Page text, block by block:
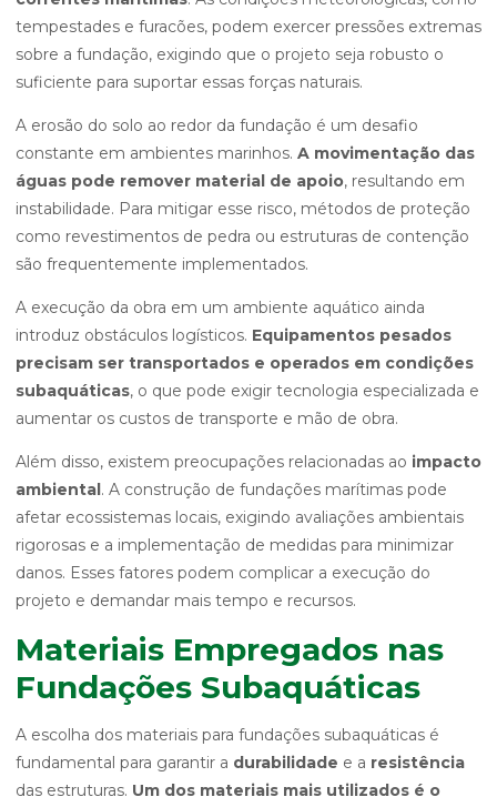
tempestades e furacões, podem exercer pressões extremas
sobre a fundação, exigindo que o projeto seja robusto o
suficiente para suportar essas forças naturais.
A erosão do solo ao redor da fundação é um desafio
constante em ambientes marinhos. A movimentação das
águas pode remover material de apoio, resultando em
instabilidade. Para mitigar esse risco, métodos de proteção
como revestimentos de pedra ou estruturas de contenção
são frequentemente implementados.
A execução da obra em um ambiente aquático ainda
introduz obstáculos logísticos. Equipamentos pesados
precisam ser transportados e operados em condições
subaquáticas, o que pode exigir tecnologia especializada e
aumentar os custos de transporte e mão de obra.
Além disso, existem preocupações relacionadas ao impacto
ambiental. A construção de fundações marítimas pode
afetar ecossistemas locais, exigindo avaliações ambientais
rigorosas e a implementação de medidas para minimizar
danos. Esses fatores podem complicar a execução do
projeto e demandar mais tempo e recursos.
Materiais Empregados nas
Fundações Subaquáticas
A escolha dos materiais para fundações subaquáticas é
fundamental para garantir a durabilidade e a resistência
das estruturas. Um dos materiais mais utilizados é o